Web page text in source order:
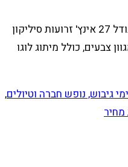
מטריה ידית ישרה דגם AZ614 בגודל 27 אינץ' זרועות סיליקון
צבעים, כולל מיתוג לוגו
ימי גיבוש, נופש חברה וטיולים,